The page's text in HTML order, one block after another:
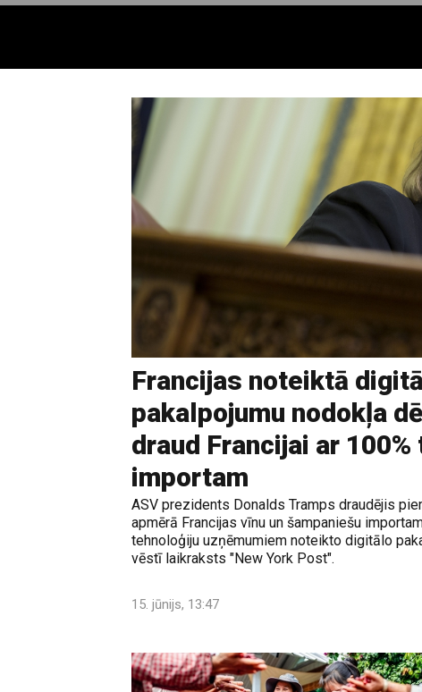
Francijas noteiktā
pakalpojumu nodokļa
draud Francijai ar
importam
ASV prezidents Donalds Tramps draudējis
apmērā Francijas vīnu un šampaniešu
tehnoloģiju uzņēmumiem noteikto digitālo
vēstī laikraksts "New York Post".
15. jūnijs, 13:47